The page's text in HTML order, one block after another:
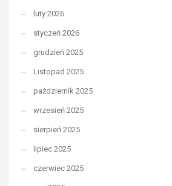
luty 2026
styczeń 2026
grudzień 2025
Listopad 2025
październik 2025
wrzesień 2025
sierpień 2025
lipiec 2025
czerwiec 2025